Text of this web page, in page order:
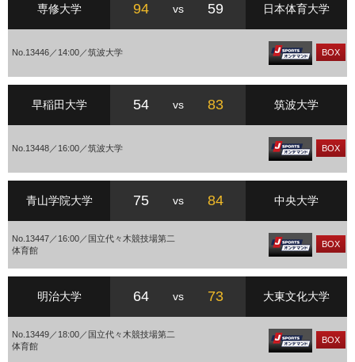
専修大学 94 vs 59 日本体育大学
No.13446／14:00／筑波大学 BOX
早稲田大学 54 vs 83 筑波大学
No.13448／16:00／筑波大学 BOX
青山学院大学 75 vs 84 中央大学
No.13447／16:00／国立代々木競技場第二
体育館
BOX
明治大学 64 vs 73 大東文化大学
No.13449／18:00／国立代々木競技場第二
体育館
BOX